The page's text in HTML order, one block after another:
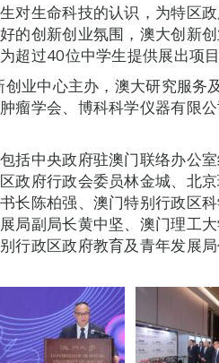
对生命科技的认识，为特区
的创新创业氛围，澳大创新
超过40位中学生提供展出项目
业中心主办，澳大研究服务
瘤学会、博科科学仪器有限
括中央政府驻澳门联络办公
政府行政会委员林金城、北
长陈柏强、澳门特别行政区
局副局长黄中坚、澳门理工
行政区政府教育及青年发展